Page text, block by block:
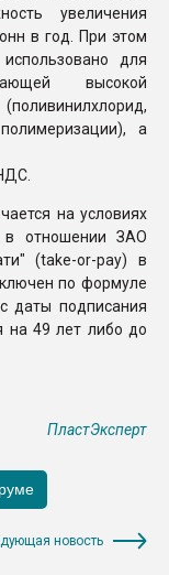
увеличения
в год. При этом
для
высокой
а
на условиях
в отношении ЗАО
(take-or-pay) в
по формуле
даты подписания
на 49 лет либо до
ПластЭксперт
новость